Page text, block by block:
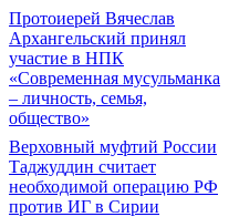
Протоиерей Вячеслав
Архангельский принял
участие в НПК
«Современная мусульманка
– личность, семья,
общество»
Верховный муфтий России
Таджуддин считает
необходимой операцию РФ
против ИГ в Сирии